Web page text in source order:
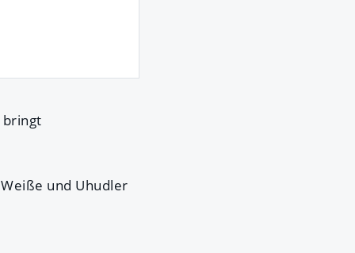
bringt
und Uhudler